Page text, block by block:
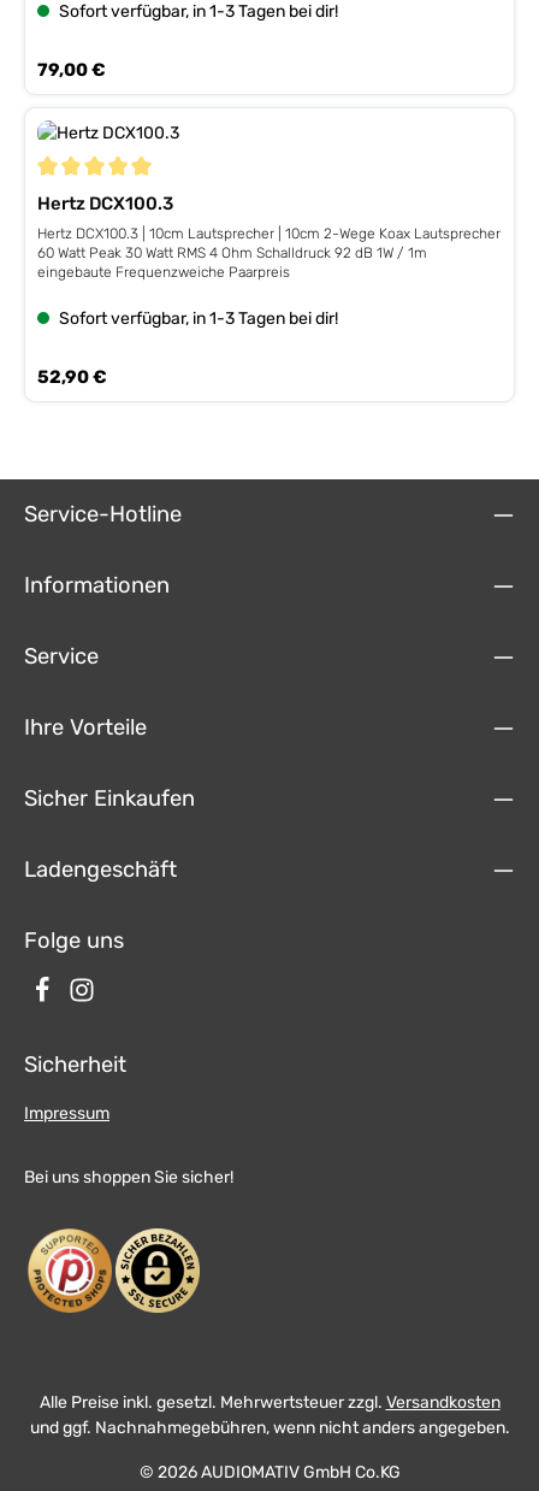
Sofort verfügbar, in 1-3 Tagen bei dir!
Regulärer Preis:
79,00 €
Durchschnittliche Bewertung von 5 von 5 Sternen
Hertz DCX100.3
Hertz DCX100.3 | 10cm Lautsprecher | 10cm 2-Wege Koax Lautsprecher
60 Watt Peak 30 Watt RMS 4 Ohm Schalldruck 92 dB 1W / 1m
eingebaute Frequenzweiche Paarpreis
Sofort verfügbar, in 1-3 Tagen bei dir!
Regulärer Preis:
52,90 €
Service-Hotline
Informationen
Service
Ihre Vorteile
Sicher Einkaufen
Ladengeschäft
Folge uns
Sicherheit
Impressum
Bei uns shoppen Sie sicher!
© 2026 AUDIOMATIV GmbH Co.KG
Alle Preise inkl. gesetzl. Mehrwertsteuer zzgl. Versandkosten
und ggf. Nachnahmegebühren, wenn nicht anders angegeben.